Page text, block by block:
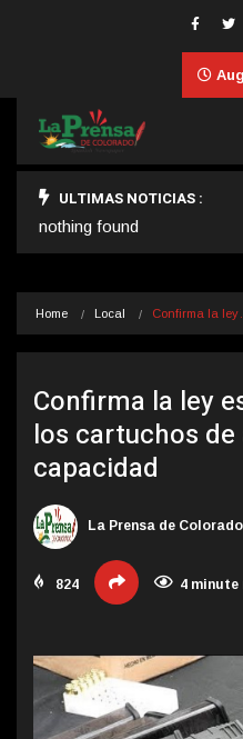
ULTIMAS NOTICIAS :
nothing found
Home Local Confirma la
Confirma la ley
los cartuchos
capacidad
La Prensa de Colorado
824 4 minute